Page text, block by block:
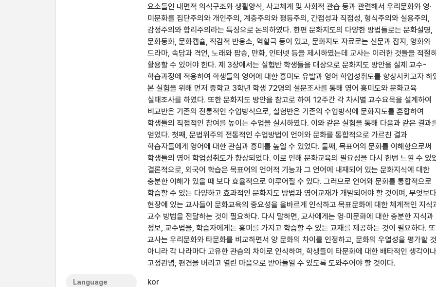
요소들인 내면적 의식구조와 생활양식, 사고체계 및 사회적 관습 등과 관련해서 우리문화와 영·
미문화를 집단주의와 개인주의, 계층주의와 평등주의, 간접성과 직접성, 형식주의와 실용주의,
감정주의와 합리주의라는 특징으로 논의하였다. 한편 문화지도의 다양한 방법들로는 문화설명,
문화동화, 문화캡슐, 직감적 반응소, 역할극 등이 있고, 문화지도 자료로는 신문과 잡지, 영화와
드라마, 속담과 격언, 노래와 팝송, 만화, 인터넷 등을 제시하였는데 교사는 이러한 것들을 적절
활용할 수 있어야 한다. 제 3장에서는 실험반 학생들을 대상으로 문화지도 방안을 실제 교수-
학습과정에 적용하여 학생들의 영어에 대한 흥미도 유발과 영어 학업성취도를 향상시키고자 하
본 실험을 위해 먼저 중학교 3학년 학생 72명의 설문조사를 통해 영어 흥미도와 문화교육
실태조사를 하였다. 또한 문화지도 방안을 참고로 하여 12주간 각 차시별 교수요목을 설계하여
비교반은 기존의 전통적인 수업방식으로, 실험반은 기존의 수업방식에 문화지도를 혼합하여
학생들의 직접적인 참여를 높이는 수업을 실시하였다. 이와 같은 실험을 통해 다음과 같은 결과
얻었다. 첫째, 문법위주의 전통적인 수업방법이 언어와 문화를 통합적으로 가르친 결과
학습자들에게 영어에 대한 관심과 흥미를 높일 수 있었다. 둘째, 목표어의 문화를 이해함으로써
학생들의 영어 학업성취도가 향상되었다. 이로 인해 문화교육의 필요성을 다시 한번 느낄 수 있
결론적으로, 외국어 학습은 목표어의 언어적 기능과 그 언어에 내재되어 있는 문화지식에 대한
충분한 이해가 있을 때 보다 효율적으로 이루어질 수 있다. 그러므로 언어와 문화를 통합적으로
학습할 수 있는 다양하고 효과적인 문화지도 방법과 영어교재가 개발되어야 할 것이며, 무엇보
현장에 있는 교사들이 문화교육의 중요성을 올바르게 인식하고 목표문화에 대한 체계적인 지식
교수 방법을 전달하는 것이 필요하다. 다시 말하면, 교사에게는 영·미문화에 대한 충분한 지식과
정보, 교수법을, 학습자에게는 흥미를 가지고 학습할 수 있는 교재를 제공하는 것이 필요하다.
교사는 우리문화와 타문화를 비교하면서 양 문화의 차이를 인정하고, 문화의 우열성을 평가할 것
아니라 각 나라마다 고유한 관습의 차이로 인식하여, 학생들이 타문화에 대한 배타적인 생각이나
고정관념, 편견을 버리고 열린 마음으로 받아들일 수 있도록 도와주어야 할 것이다.
Language kor